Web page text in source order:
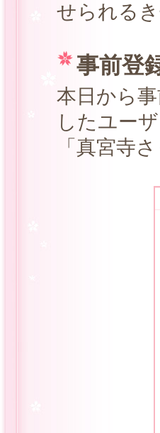
せられる
事前登
本日から
したユー
「真宮寺